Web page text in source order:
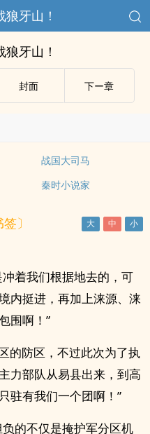
牙山！
牙山！
封面 下ー章
战国大司马
秦时小说家
〕
着我们根据地去的，可
内挺进，再加上涞源、涞
围啊！”
的防区，不过此次为了执
力部队从易县出来，到高
驻有我们一个团啊！”
的不仅是掩护军分区机